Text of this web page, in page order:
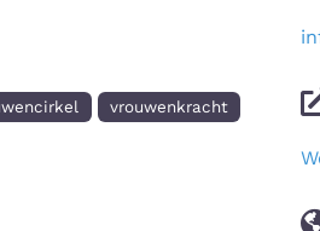
vrouwenkracht